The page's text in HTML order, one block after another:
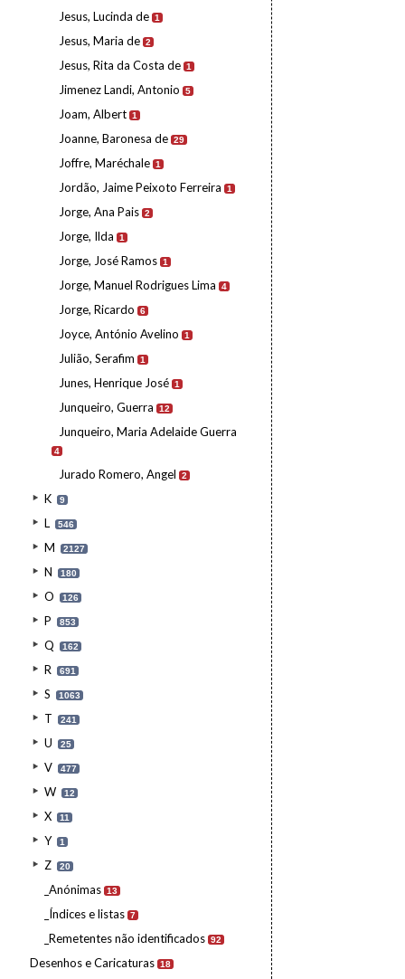
Jesus, Lucinda de 1
Jesus, Maria de 2
Jesus, Rita da Costa de 1
Jimenez Landi, Antonio 5
Joam, Albert 1
Joanne, Baronesa de 29
Joffre, Maréchale 1
Jordão, Jaime Peixoto Ferreira 1
Jorge, Ana Pais 2
Jorge, Ilda 1
Jorge, José Ramos 1
Jorge, Manuel Rodrigues Lima 4
Jorge, Ricardo 6
Joyce, António Avelino 1
Julião, Serafim 1
Junes, Henrique José 1
Junqueiro, Guerra 12
Junqueiro, Maria Adelaide Guerra
4
Jurado Romero, Angel 2
K 9
L 546
M 2127
N 180
O 126
P 853
Q 162
R 691
S 1063
T 241
U 25
V 477
W 12
X 11
Y 1
Z 20
_Anónimas 13
_Índices e listas 7
_Remetentes não identificados 92
Desenhos e Caricaturas 18